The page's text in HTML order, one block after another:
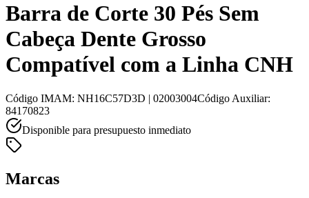
Barra de Corte 30 Pés Sem
Cabeça Dente Grosso
Compatível com a Linha CNH
Código IMAM: NH16C57D3D | 02003004Código Auxiliar:
84170823
Disponible para presupuesto inmediato
Marcas